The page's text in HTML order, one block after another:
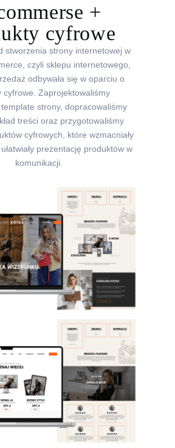
+
cyfrowe
stworzenia strony internetowej w
czyli sklepu internetowego,
odbywała się w oparciu o
cyfrowe. Zaprojektowaliśmy
strony, dopracowaliśmy
treści oraz przygotowaliśmy
cyfrowych, które wzmacniały
prezentację produktów w
komunikacji.